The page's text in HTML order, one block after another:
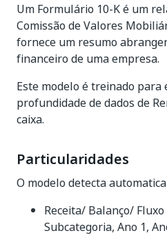
Um Formulário 10-K é um
Comissão de Valores
fornece um resumo
financeiro de uma empresa.
Este modelo é treinado
profundidade de dados de
caixa.
Particularidades
O modelo detecta
Receita/ Balanço/
Subcategoria, Ano 1,